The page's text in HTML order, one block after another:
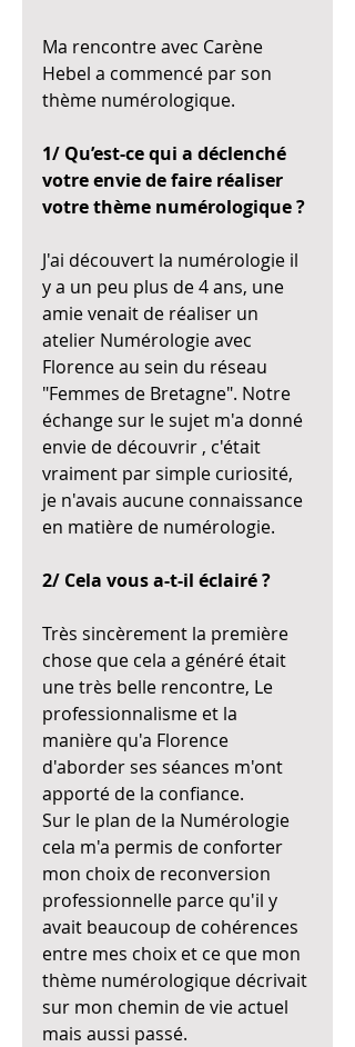
Ma rencontre avec Carène
Hebel a commencé par son
thème numérologique.
1/ Qu’est-ce qui a déclenché
votre envie de faire réaliser
votre thème numérologique ?
J'ai découvert la numérologie il
y a un peu plus de 4 ans, une
amie venait de réaliser un
atelier Numérologie avec
Florence au sein du réseau
"Femmes de Bretagne". Notre
échange sur le sujet m'a donné
envie de découvrir , c'était
vraiment par simple curiosité,
je n'avais aucune connaissance
en matière de numérologie.
2/ Cela vous a-t-il éclairé ?
Très sincèrement la première
chose que cela a généré était
une très belle rencontre, Le
professionnalisme et la
manière qu'a Florence
d'aborder ses séances m'ont
apporté de la confiance.
Sur le plan de la Numérologie
cela m'a permis de conforter
mon choix de reconversion
professionnelle parce qu'il y
avait beaucoup de cohérences
entre mes choix et ce que mon
thème numérologique décrivait
sur mon chemin de vie actuel
mais aussi passé.